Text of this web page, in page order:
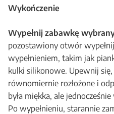
Wykończenie
Wypełnij zabawkę
pozostawiony otwór
wypełnieniem, takim jak
kulki silikonowe. Upewnij się,
równomiernie rozłożone i
była miękka, ale
Po wypełnieniu, starannie